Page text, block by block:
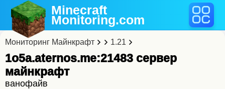
Minecraft
Monitoring.com
Мониторинг Майнкрафт 1.21
1o5a.aternos.me:21483 cервер
майнкрафт
ванофайв